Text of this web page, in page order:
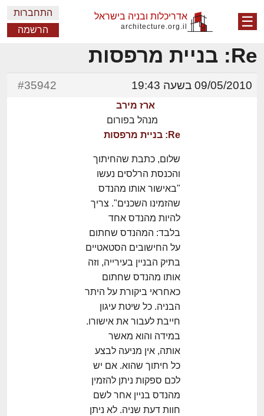
☰ אדריכלות ובניה בישראל
architecture.org.il
התחברות
הרשמה
Re: בניית מרפסות
09/05/2010 בשעה 19:43 #35942
ארז מירב
מנהל בפורום
Re: בניית מרפסות
שלום, כתבת שהחיתוך
והכנסת הרלסים נעשו
"באישור אותו מהנדס
שהזמינו השכנים". צריך
להיות מהנדס אחד
בלבד: המהנדס שחתום
על החישובים הסטאטיים
בתיק הבניין בעירייה, וזה
אותו מהנדס שחתום
כאחראי ביקורת על היתר
הבניה. כל שיטת עיגון
חייבת לעבור את אישורו.
במידה והוא מאשר
אותה, אין מניעה לבצע
כל חיתוך שהוא. אם יש
לכם ספקות ניתן להזמין
מהנדס בניין אחר לשם
חוות דעת שניה. לא ניתן